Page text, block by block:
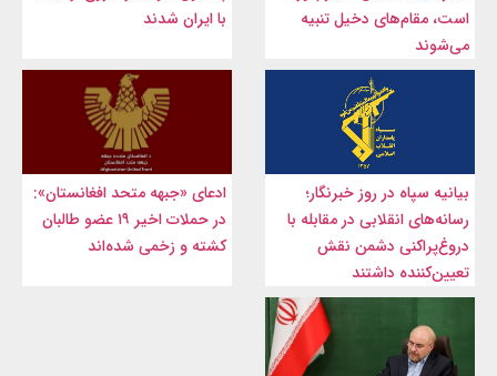
است، مقام‌های دخیل تنبیه
می‌شوند
با ایران شدند
بیانیه سپاه در روز خبرنگار؛
رسانه‌های انقلابی در مقابله با
دروغ‌پراکنی دشمن نقش
تعیین‌کننده داشتند
ادعای «جبهه متحد افغانستان»:
در حملات اخیر ۱۹ عضو طالبان
کشته و زخمی شده‌اند